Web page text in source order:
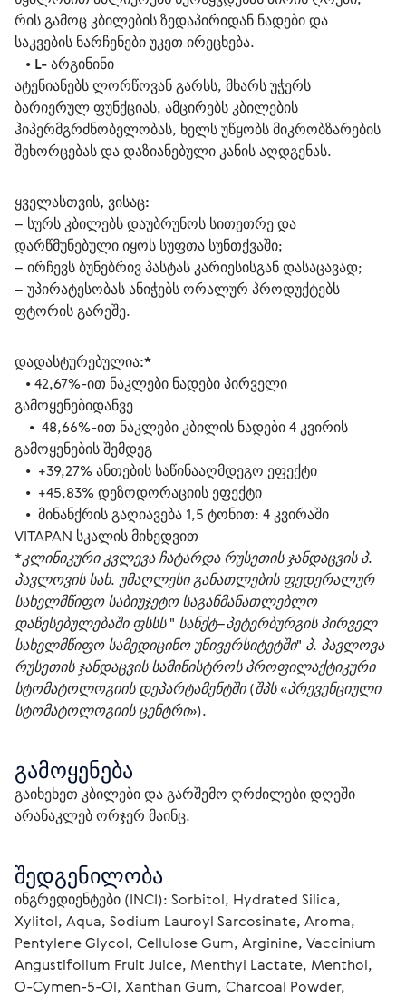
რის გამოც კბილების ზედაპირიდან ნადები და
საკვების ნარჩენები უკეთ ირეცხება.
• L- არგინინი
ატენიანებს ლორწოვან გარსს, მხარს უჭერს
ბარიერულ ფუნქციას, ამცირებს კბილების
ჰიპერმგრძნობელობას, ხელს უწყობს მიკრობზარების
შეხორცებას და დაზიანებული კანის აღდგენას.
ყველასთვის, ვისაც:
– სურს კბილებს დაუბრუნოს სითეთრე და
დარწმუნებული იყოს სუფთა სუნთქვაში;
– ირჩევს ბუნებრივ პასტას კარიესისგან დასაცავად;
– უპირატესობას ანიჭებს ორალურ პროდუქტებს
ფტორის გარეშე.
დადასტურებულია:*
• 42,67%-ით ნაკლები ნადები პირველი
გამოყენებიდანვე
გამოყენების შემდეგ
•  +39,27% ანთების საწინააღმდეგო ეფექტი
•  +45,83% დეზოდორაციის ეფექტი
•  მინანქრის გაღიავება 1,5 ტონით: 4 კვირაში
VITAPAN სკალის მიხედვით
*კლინიკური კვლევა ჩატარდა რუსეთის ჯანდაცვის პ.
პავლოვის სახ. უმაღლესი განათლების ფედერალურ
სახელმწიფო საბიუჯეტო საგანმანათლებლო
დაწესებულებაში ფსსს " სანქტ–პეტერბურგის პირველ
სახელმწიფო სამედიცინო უნივერსიტეტში" პ. პავლოვა
რუსეთის ჯანდაცვის სამინისტროს პროფილაქტიკური
სტომატოლოგიის დეპარტამენტში (შპს «პრევენციული
სტომატოლოგიის ცენტრი»).
გამოყენება
გაიხეხეთ კბილები და გარშემო ღრძილები დღეში
არანაკლებ ორჯერ მაინც.
შედგენილობა
ინგრედიენტები (INCI): Sorbitol, Hydrated Silica,
Xylitol, Aqua, Sodium Lauroyl Sarcosinate, Aroma,
Pentylene Glycol, Cellulose Gum, Arginine, Vaccinium
Angustifolium Fruit Juice, Menthyl Lactate, Menthol,
O-Cymen-5-Ol, Xanthan Gum, Charcoal Powder,